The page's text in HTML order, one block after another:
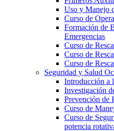
Uso y Manejo
Curso de
Formación de
Emergencias
Curso de
Curso de
Curso de
Seguridad y Salud
Introducción a
Investigación
Prevención de
Curso de
Curso de
potencia